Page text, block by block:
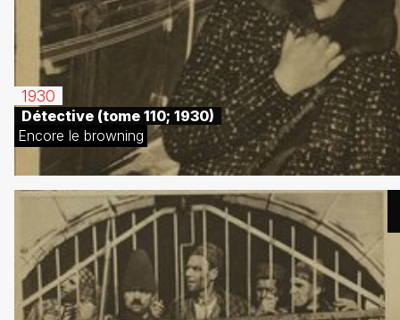
1930
Détective (tome 110; 1930)
Encore le browning